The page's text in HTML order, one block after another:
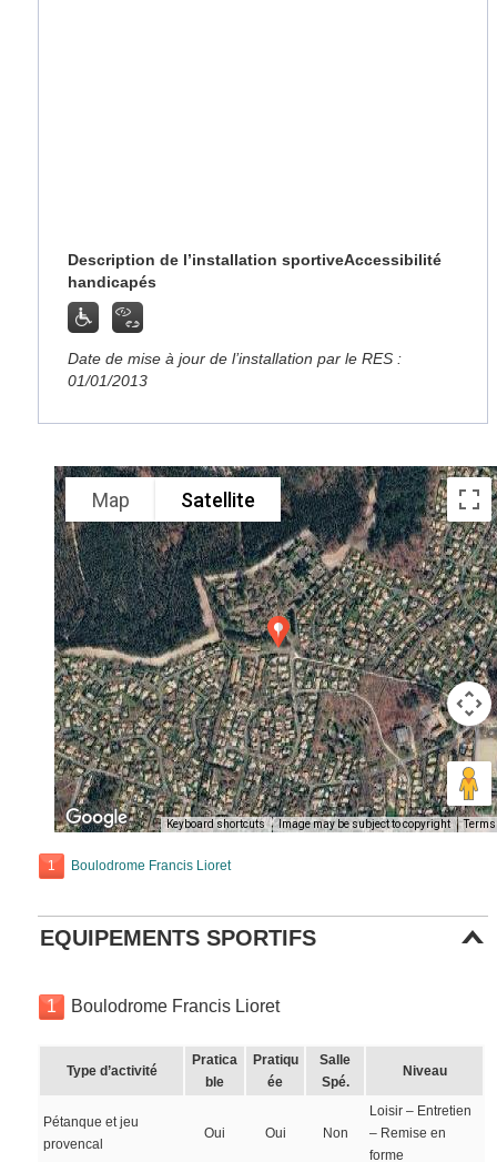
Description de l’installation sportiveAccessibilité
handicapés
Date de mise à jour de l’installation par le RES :
01/01/2013
Map Satellite
Keyboard shortcuts Image may be subject to copyright Terms
1 Boulodrome Francis Lioret
EQUIPEMENTS SPORTIFS
1 Boulodrome Francis Lioret
Type d’activité
Pratica
ble
Pratiqu
ée
Salle
Spé.
Niveau
Pétanque et jeu
provencal
Oui Oui Non
Loisir – Entretien
– Remise en
forme